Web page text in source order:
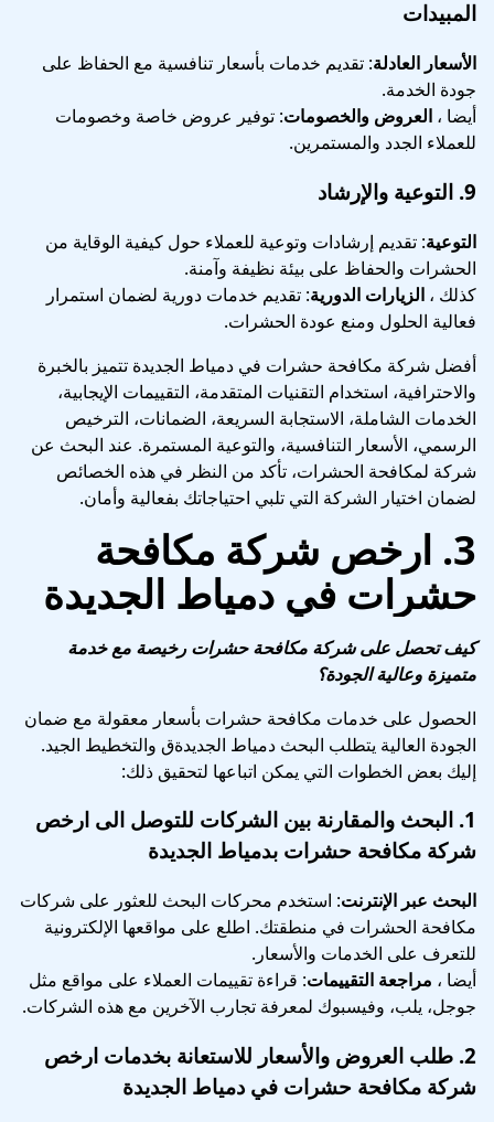
المبيدات
الأسعار العادلة: تقديم خدمات بأسعار تنافسية مع الحفاظ على
جودة الخدمة.
أيضا ، العروض والخصومات: توفير عروض خاصة وخصومات
للعملاء الجدد والمستمرين.
9. التوعية والإرشاد
التوعية: تقديم إرشادات وتوعية للعملاء حول كيفية الوقاية من
الحشرات والحفاظ على بيئة نظيفة وآمنة.
كذلك ، الزيارات الدورية: تقديم خدمات دورية لضمان استمرار
فعالية الحلول ومنع عودة الحشرات.
أفضل شركة مكافحة حشرات في دمياط الجديدة تتميز بالخبرة
والاحترافية، استخدام التقنيات المتقدمة، التقييمات الإيجابية،
الخدمات الشاملة، الاستجابة السريعة، الضمانات، الترخيص
الرسمي، الأسعار التنافسية، والتوعية المستمرة. عند البحث عن
شركة لمكافحة الحشرات، تأكد من النظر في هذه الخصائص
لضمان اختيار الشركة التي تلبي احتياجاتك بفعالية وأمان.
3. ارخص شركة مكافحة
حشرات في دمياط الجديدة
كيف تحصل على شركة مكافحة حشرات رخيصة مع خدمة
متميزة وعالية الجودة؟
الحصول على خدمات مكافحة حشرات بأسعار معقولة مع ضمان
الجودة العالية يتطلب البحث دمياط الجديدةق والتخطيط الجيد.
إليك بعض الخطوات التي يمكن اتباعها لتحقيق ذلك:
1. البحث والمقارنة بين الشركات للتوصل الى ارخص
شركة مكافحة حشرات بدمياط الجديدة
البحث عبر الإنترنت: استخدم محركات البحث للعثور على شركات
مكافحة الحشرات في منطقتك. اطلع على مواقعها الإلكترونية
للتعرف على الخدمات والأسعار.
أيضا ، مراجعة التقييمات: قراءة تقييمات العملاء على مواقع مثل
جوجل، يلب، وفيسبوك لمعرفة تجارب الآخرين مع هذه الشركات.
2. طلب العروض والأسعار للاستعانة بخدمات ارخص
شركة مكافحة حشرات في دمياط الجديدة